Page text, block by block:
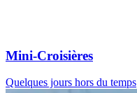
Mini-Croisières
Quelques jours hors du temps